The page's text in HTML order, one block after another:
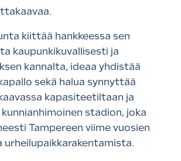
kiittää hankkeessa sen
kaupunkikuvallisesti ja
kannalta, ideaa yhdistää
sekä halua synnyttää
kapasiteetiltaan ja
stadion, joka
Tampereen viime vuosien
urheilupaikkarakentamista.